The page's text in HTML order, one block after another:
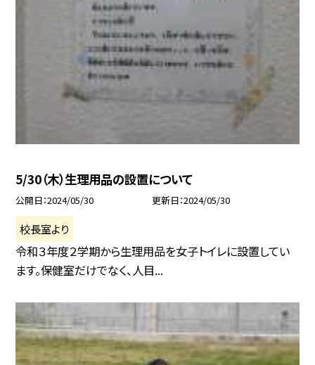
5/30（木）生理用品の設置について
公開日 2024/05/30 更新日 2024/05/30
校長室より
令和３年度２学期から生理用品を女子トイレに設置してい
ます。保健室だけでなく、人目...